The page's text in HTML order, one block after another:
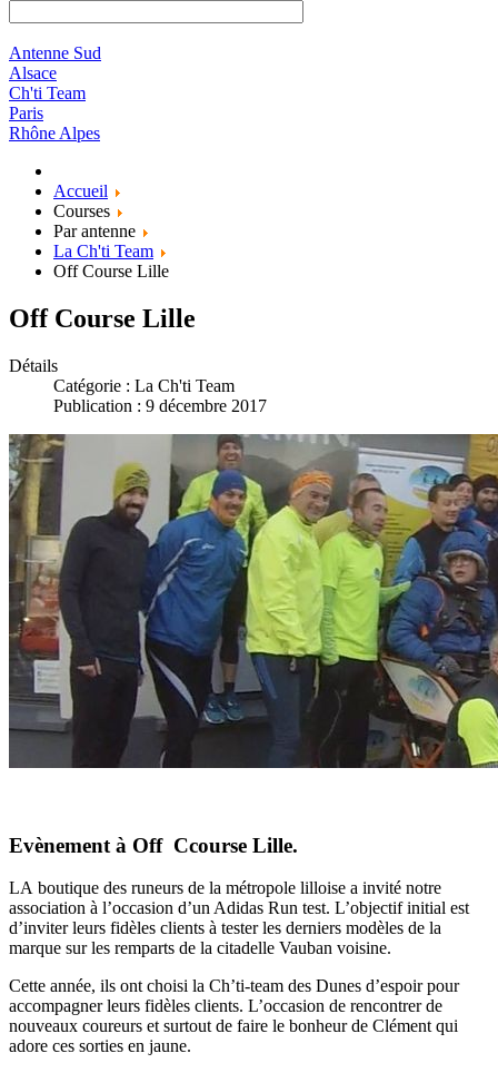
Antenne Sud
Alsace
Ch'ti Team
Paris
Rhône Alpes
Accueil
Courses
Par antenne
La Ch'ti Team
Off Course Lille
Off Course Lille
Détails
Catégorie : La Ch'ti Team
Publication : 9 décembre 2017
Evènement à Off Ccourse Lille.
LA boutique des runeurs de la métropole lilloise a invité notre
association à l’occasion d’un Adidas Run test. L’objectif initial est
d’inviter leurs fidèles clients à tester les derniers modèles de la
marque sur les remparts de la citadelle Vauban voisine.
Cette année, ils ont choisi la Ch’ti-team des Dunes d’espoir pour
accompagner leurs fidèles clients. L’occasion de rencontrer de
nouveaux coureurs et surtout de faire le bonheur de Clément qui
adore ces sorties en jaune.